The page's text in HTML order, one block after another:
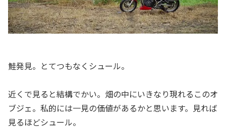
鮭発見。とてつもなくシュール。
近くで見ると結構でかい。畑の中にいきなり現れるこのオ
ブジェ。私的には一見の価値があるかと思います。見れば
見るほどシュール。